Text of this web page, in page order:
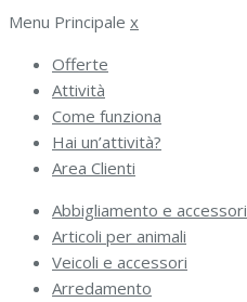
Menu Principale x
Offerte
Attività
Come funziona
Hai un’attività?
Area Clienti
Abbigliamento e accessori
Articoli per animali
Veicoli e accessori
Arredamento